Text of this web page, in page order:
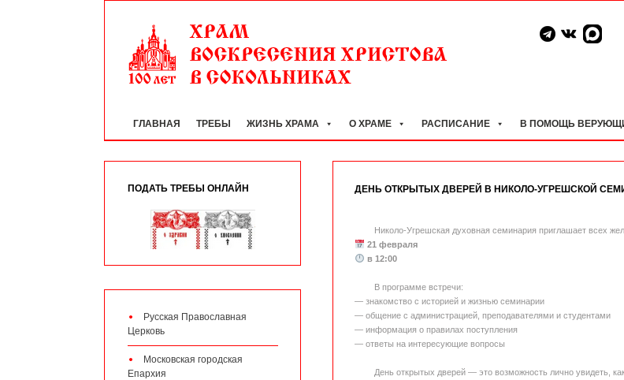
ГЛАВНАЯ ТРЕБЫ ЖИЗНЬ ХРАМА О ХРАМЕ РАСПИСАНИЕ В ПОМОЩЬ
ДЕНЬ ОТКРЫТЫХ ДВЕРЕЙ В НИКОЛО-УГРЕШСКОЙ
Николо-Угрешская духовная семинария приглашает всех
21 февраля
в 12:00
В программе встречи:
— знакомство с историей и жизнью семинарии
— общение с администрацией, преподавателями и студентами
— информация о правилах поступления
— ответы на интересующие вопросы
День открытых дверей — это возможность лично увидеть,
ПОДАТЬ ТРЕБЫ ОНЛАЙН
Русская Православная
Церковь
Московская городская
Епархия